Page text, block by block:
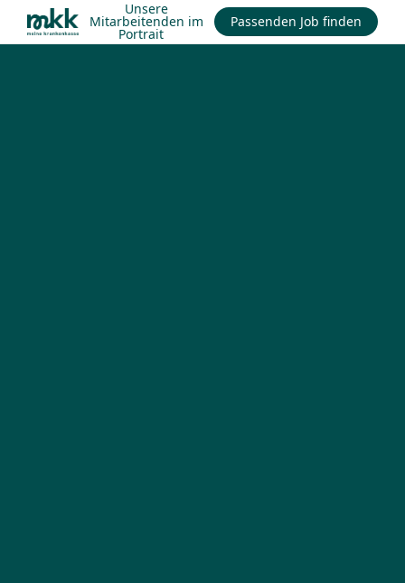
Unsere
Mitarbeitenden im
Portrait
Passenden Job finden